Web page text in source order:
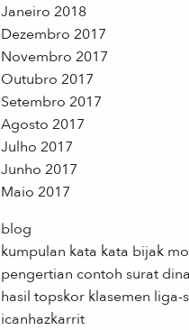
Janeiro 2018
Dezembro 2017
Novembro 2017
Outubro 2017
Setembro 2017
Agosto 2017
Julho 2017
Junho 2017
Maio 2017
blog
kumpulan kata kata bijak
pengertian contoh surat
hasil topskor klasemen liga-
icanhazkarrit